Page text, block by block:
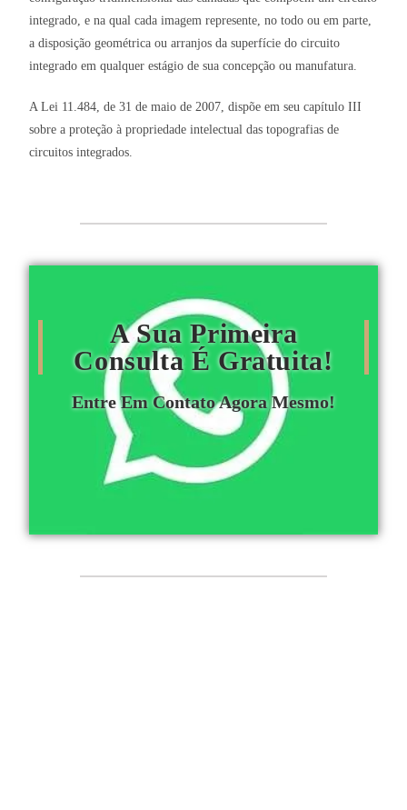
integrado, e na qual cada imagem represente, no todo ou em parte,
a disposição geométrica ou arranjos da superfície do circuito
integrado em qualquer estágio de sua concepção ou manufatura.
A Lei 11.484, de 31 de maio de 2007, dispõe em seu capítulo III
sobre a proteção à propriedade intelectual das topografias de
circuitos integrados.
A Sua Primeira
Consulta É Gratuita!
Entre Em Contato Agora Mesmo!